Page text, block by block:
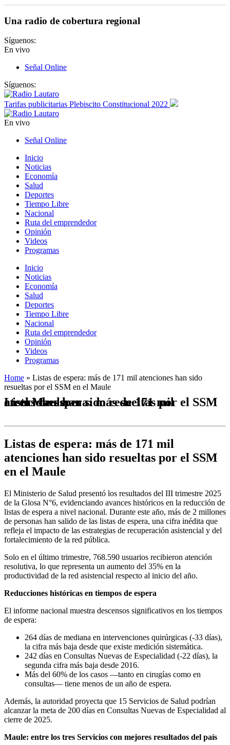
Una radio de cobertura regional
Síguenos:
En vivo
Señal Online
Síguenos:
Tarifas publicitarias Plebiscito Constitucional 2022
En vivo
Señal Online
Inicio
Noticias
Economía
Salud
Deportes
Tiempo Libre
Nacional
Ruta del emprendedor
Opinión
Videos
Programas
Inicio
Noticias
Economía
Salud
Deportes
Tiempo Libre
Nacional
Ruta del emprendedor
Opinión
Videos
Programas
Home » Listas de espera: más de 171 mil atenciones han sido
resueltas por el SSM en el Maule
Listas de espera: más de 171 mil atenciones han sido resueltas por el SSM en el Maule
Listas de espera: más de 171 mil
atenciones han sido resueltas por el SSM
en el Maule
El Ministerio de Salud presentó los resultados del III trimestre 2025
de la Glosa N°6, evidenciando avances históricos en la reducción de
listas de espera a nivel nacional. Durante este año, más de 2 millones
de personas han salido de las listas de espera, una cifra inédita que
refleja el impacto de las estrategias de recuperación asistencial y del
fortalecimiento de la red pública.
Solo en el último trimestre, 768.590 usuarios recibieron atención
resolutiva, lo que representa un aumento del 35% en la
productividad de la red asistencial respecto al inicio del año.
Reducciones históricas en tiempos de espera
El informe nacional muestra descensos significativos en los tiempos
de espera:
264 días de mediana en intervenciones quirúrgicas (-33 días),
la cifra más baja desde que existe medición sistemática.
242 días en Consultas Nuevas de Especialidad (-22 días), la
segunda cifra más baja desde 2016.
Más del 60% de los casos —tanto en cirugías como en
consultas— tiene menos de un año de espera.
Además, la autoridad proyecta que 15 Servicios de Salud podrían
alcanzar la meta de 200 días en Consultas Nuevas de Especialidad al
cierre de 2025.
Maule: entre los tres Servicios con mejores resultados del país